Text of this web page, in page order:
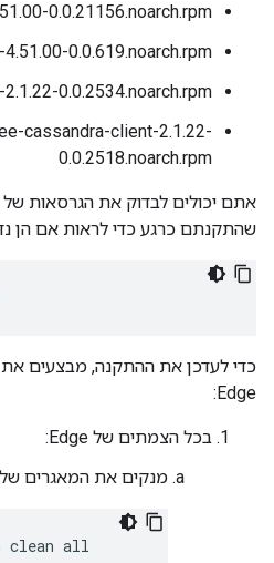
0.0.21156.noarch.rpm
0.0.619.noarch.rpm
0.0.2534.noarch.rpm
cassandra-client-2.1.22-
0.0.2518.noarch.rpm
שהתקנתם כרגע כדי לראות אם הן
כדי לעדכן את ההתקנה, מבצעים
Edge:
בכל הצמתים של Edge:
מנקים את המאגרים של Yum:
clean all